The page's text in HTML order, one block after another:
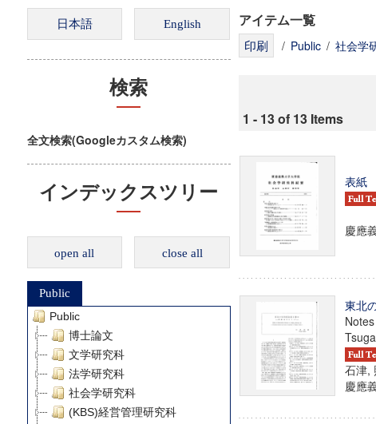
検索
全文検索(Googleカスタム検索)
インデックスツリー
open all close all
Public
Public
博士論文
文学研究科
法学研究科
社会学研究科
(KBS)経営管理研究科
アイテム一覧
/ Public / 社会学
1 - 13 of 13 Items
表紙
慶應
東北
石津,
慶應